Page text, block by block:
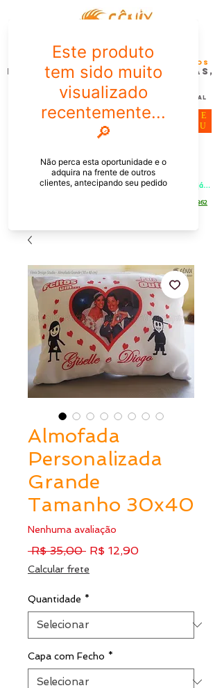
FÊNIX DESIGN STUDIO | Design
Gráfico| Desenvolvimento de Produtos
Personalizados para Pessoas,
Empresas e EventoS
Lembrancinhas, Brindes promocionais,
Decoração, Presentes e Comunicação Visual
PEDIDOS PELO CHAT OU WHATSAPP: Informe os produtos,
quantidade e o CEP ou endereço de entrega e receba um link já
ME
NU
[21] 9 6546 4862
Almofada
Personalizada
Grande
Tamanho 30x40
Nenhuma avaliação
R$ 35,00 Preço
R$ 12,90Preço
Calcular frete
Quantidade *
Capa com Fecho *